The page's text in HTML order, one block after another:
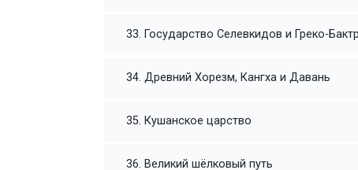
33. Государство Селевкидов и Греко-
34. Древний Хорезм, Кангха и Давань
35. Кушанское царство
36. Великий шёлковый путь